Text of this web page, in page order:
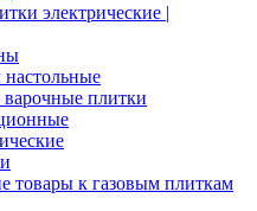
электрические |
плитки
товары к газовым плиткам